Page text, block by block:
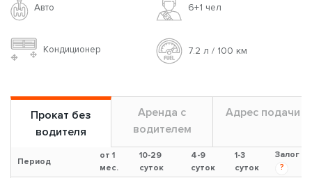
Авто 6+1 чел
Кондиционер 7.2 л / 100 км
Прокат без
водителя
Аренда с
водителем
Адрес подачи
Период
от 1
мес.
10-29
суток
4-9
суток
1-3
суток
Залог
?